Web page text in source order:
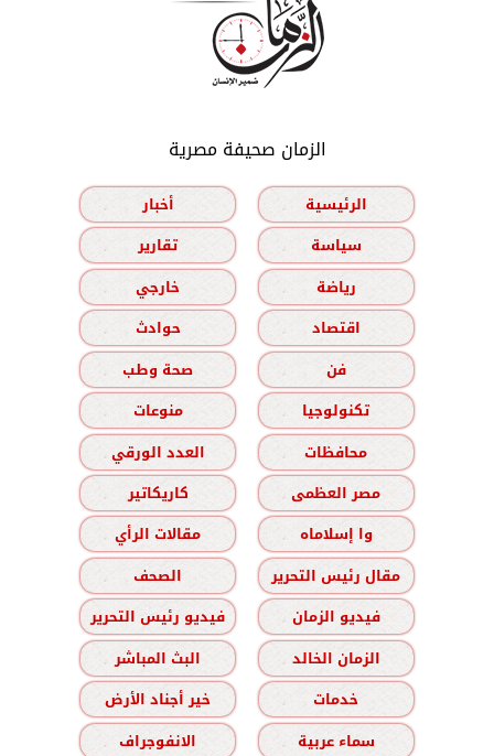
الزمان صحيفة مصرية
الرئيسية
أخبار
سياسة
تقارير
رياضة
خارجي
اقتصاد
حوادث
فن
صحة وطب
تكنولوجيا
منوعات
محافظات
العدد الورقي
مصر العظمى
كاريكاتير
وا إسلاماه
مقالات الرأي
مقال رئيس التحرير
الصحف
فيديو الزمان
فيديو رئيس التحرير
الزمان الخالد
البث المباشر
خدمات
خير أجناد الأرض
سماء عربية
الانفوجراف